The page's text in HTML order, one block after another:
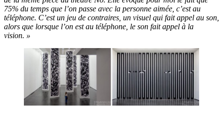
75% du temps que l’on passe avec la personne aimée, c’est au
téléphone. C’est un jeu de contraires, un visuel qui fait appel au son,
alors que lorsque l’on est au téléphone, le son fait appel à la
vision. »